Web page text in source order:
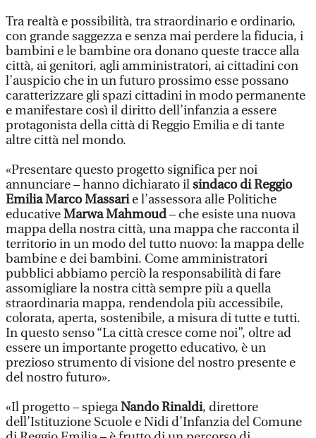
Tra realtà e possibilità, tra straordinario e ordinario,
con grande saggezza e senza mai perdere la fiducia, i
bambini e le bambine ora donano queste tracce alla
città, ai genitori, agli amministratori, ai cittadini con
l’auspicio che in un futuro prossimo esse possano
caratterizzare gli spazi cittadini in modo permanente
e manifestare così il diritto dell’infanzia a essere
protagonista della città di Reggio Emilia e di tante
altre città nel mondo.
«Presentare questo progetto significa per noi
annunciare – hanno dichiarato ilsindaco di Reggio
Emilia Marco Massarie l’assessora alle Politiche
educativeMarwa Mahmoud– che esiste una nuova
mappa della nostra città, una mappa che racconta il
territorio in un modo del tutto nuovo: la mappa delle
bambine e dei bambini. Come amministratori
pubblici abbiamo perciò la responsabilità di fare
assomigliare la nostra città sempre più a quella
straordinaria mappa, rendendola più accessibile,
colorata, aperta, sostenibile, a misura di tutte e tutti.
In questo senso “La città cresce come noi”, oltre ad
essere un importante progetto educativo, è un
prezioso strumento di visione del nostro presente e
del nostro futuro».
«Il progetto – spiegaNando Rinaldi, direttore
dell’Istituzione Scuole e Nidi d’Infanzia del Comune